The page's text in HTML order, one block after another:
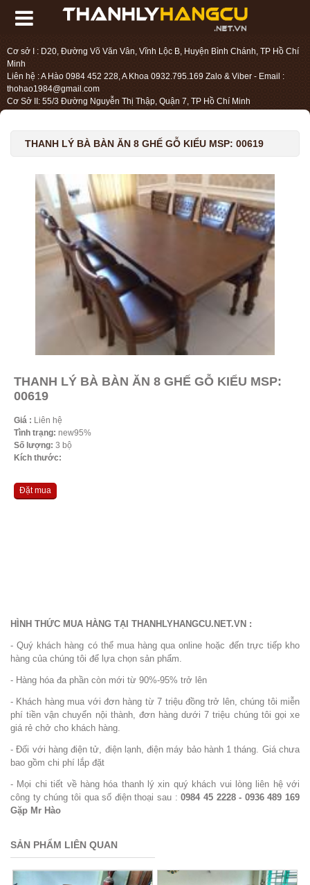
Cơ sở I : D20, Đường Võ Văn Vân, Vĩnh Lộc B, Huyện Bình Chánh, TP Hồ Chí
Minh
Liên hệ : A Hào 0984 452 228, A Khoa 0932.795.169 Zalo & Viber - Email :
thohao1984@gmail.com
Cơ Sở II: 55/3 Đường Nguyễn Thị Thập, Quận 7, TP Hồ Chí Minh
THANH LÝ BÀ BÀN ĂN 8 GHẾ GỖ KIỂU MSP: 00619
THANH LÝ BÀ BÀN ĂN 8 GHẾ GỖ KIỂU MSP:
00619
Giá : Liên hệ
Tình trạng: new95%
Số lượng: 3 bộ
Kích thước:
Đặt mua
HÌNH THỨC MUA HÀNG TẠI THANHLYHANGCU.NET.VN :
- Quý khách hàng có thể mua hàng qua online hoặc đến trực tiếp kho
hàng của chúng tôi để lựa chọn sản phẩm.
- Hàng hóa đa phần còn mới từ 90%-95% trở lên
- Khách hàng mua với đơn hàng từ 7 triệu đồng trở lên, chúng tôi miễn
phí tiền vận chuyển nội thành, đơn hàng dưới 7 triệu chúng tôi gọi xe
giá rẻ chở cho khách hàng.
- Đối với hàng điện tử, điện lạnh, điện máy bảo hành 1 tháng. Giá chưa
bao gồm chi phí lắp đặt
- Mọi chi tiết về hàng hóa thanh lý xin quý khách vui lòng liên hệ với
công ty chúng tôi qua số điện thoại sau :0984 45 2228 - 0936 489 169
Gặp Mr Hào
SẢN PHẨM LIÊN QUAN